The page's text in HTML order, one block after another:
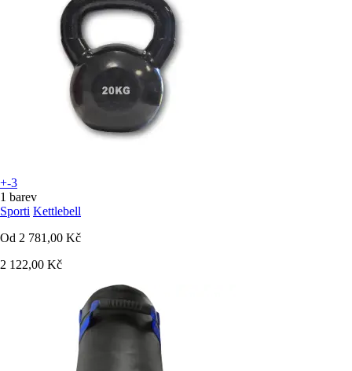
+-3
1 barev
Sporti Kettlebell
Od 2 781,00 Kč
2 122,00 Kč